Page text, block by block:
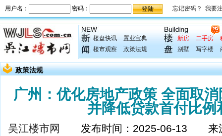
楼盘快讯
置业宝典
楼市观察
政策法规
新房 二手房
别墅
写字楼
政策法规
广州：优化房地产政策 全面取
并降低贷款首付比例
吴江楼市网
发布时间：2025-06-13 来